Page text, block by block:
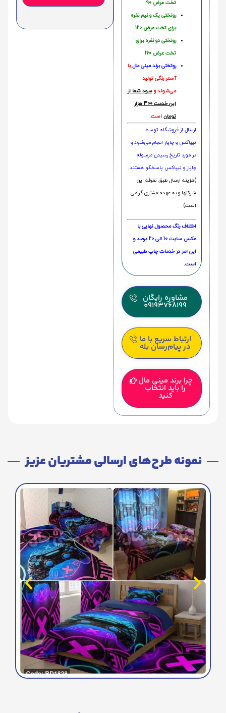
تخت عرض 90
روتختی یک و نیم نفره
برای تخت عرض 120
روتختی دو نفره برای
تخت عرض 160
روتختی‌ برند مینی مالبا
آستر رنگی تولید
می‌شوند و سود شما از
این خدمت 300 هزار
تومان است.
ارسال از فروشگاه توسط
تیپاکس و چاپار انجام می‌شود و
در مورد تاریخ رسیدن مرسوله
چاپار و تیپاکس پاسخگو هستند.
(هزینه ارسال طبق تعرفه این
شرکتها و به عهده مشتری گرامی
است)
اختلاف رنگ محصول نهایی با
عکس سایت 10 الی 20 درصد و
این امر در خدمات چاپ طبیعی
است.
مشاوره رایگان
09193768199
ارتباط سریع با ما
در پیام‌رسان بله
چرا برند مینی مال
را باید انتخاب
کنید
نمونه طرح‌های ارسالی مشتریان عزیز